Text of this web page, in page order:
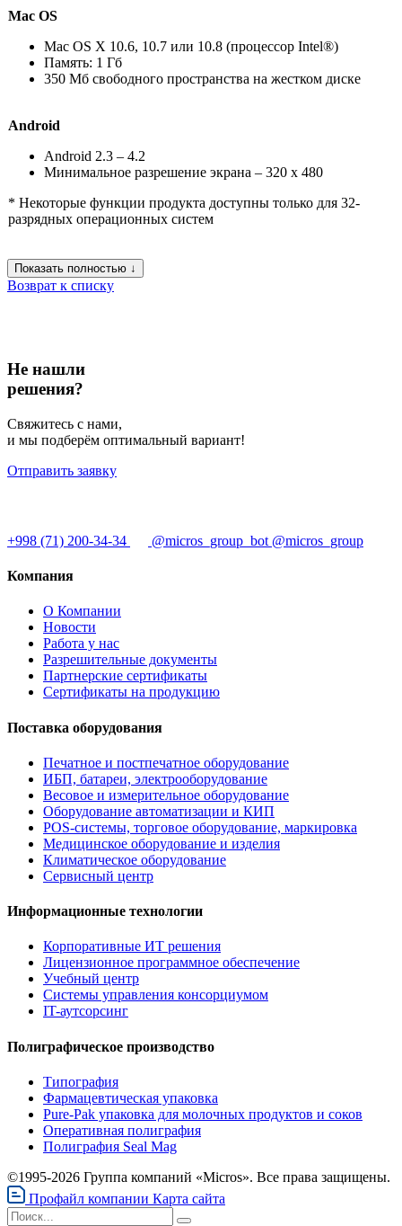
Мас OS
Mac OS X 10.6, 10.7 или 10.8 (процессор Intel®)
Память: 1 Гб
350 Мб свободного пространства на жестком диске
Android
Android 2.3 – 4.2
Минимальное разрешение экрана – 320 х 480
* Некоторые функции продукта доступны только для 32-
разрядных операционных систем
Показать полностью ↓
Возврат к списку
Не нашли
решения?
Свяжитесь с нами,
и мы подберём оптимальный вариант!
Отправить заявку
+998 (71) 200-34-34 @micros_group_bot @micros_group
Компания
О Компании
Новости
Работа у нас
Разрешительные документы
Партнерские сертификаты
Сертификаты на продукцию
Поставка оборудования
Печатное и постпечатное оборудование
ИБП, батареи, электрооборудование
Весовое и измерительное оборудование
Оборудование автоматизации и КИП
POS-системы, торговое оборудование, маркировка
Медицинское оборудование и изделия
Климатическое оборудование
Сервисный центр
Информационные технологии
Корпоративные ИТ решения
Лицензионное программное обеспечение
Учебный центр
Системы управления консорциумом
IT-аутсорсинг
Полиграфическое производство
Типография
Фармацевтическая упаковка
Pure-Pak упаковка для молочных продуктов и соков
Оперативная полиграфия
Полиграфия Seal Mag
©1995-2026 Группа компаний «Micros». Все права защищены.
Профайл компании Карта сайта